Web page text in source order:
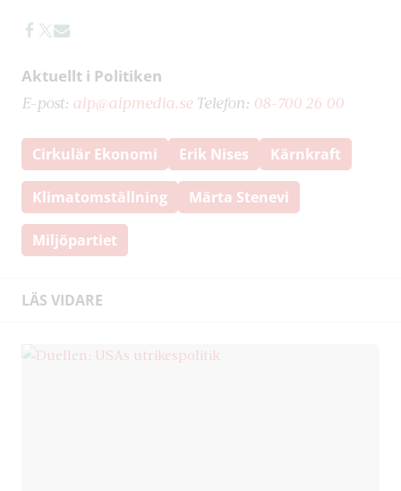
Aktuellt i Politiken
E-post: aip@aipmedia.seTelefon: 08-700 26 00
Cirkulär Ekonomi Erik Nises Kärnkraft
Klimatomställning Märta Stenevi
Miljöpartiet
LÄS VIDARE